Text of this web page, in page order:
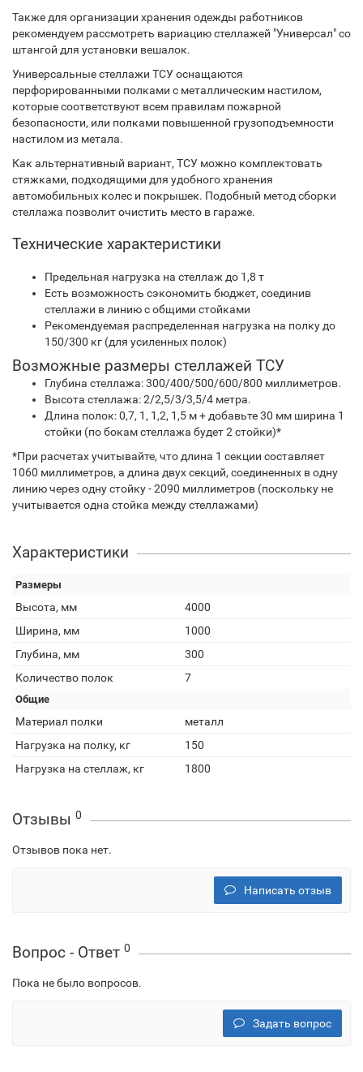
Также для организации хранения одежды работников
рекомендуем рассмотреть вариацию стеллажей "Универсал" со
штангой для установки вешалок.
Универсальные стеллажи ТСУ оснащаются
перфорированными полками с металлическим настилом,
которые соответствуют всем правилам пожарной
безопасности, или полками повышенной грузоподъемности
настилом из метала.
Как альтернативный вариант, ТСУ можно комплектовать
стяжками, подходящими для удобного хранения
автомобильных колес и покрышек. Подобный метод сборки
стеллажа позволит очистить место в гараже.
Технические характеристики
Предельная нагрузка на стеллаж до 1,8 т
Есть возможность сэкономить бюджет, соединив
стеллажи в линию с общими стойками
Рекомендуемая распределенная нагрузка на полку до
150/300 кг (для усиленных полок)
Возможные размеры стеллажей ТСУ
Глубина стеллажа: 300/400/500/600/800 миллиметров.
Высота стеллажа: 2/2,5/3/3,5/4 метра.
Длина полок: 0,7, 1, 1,2, 1,5 м + добавьте 30 мм ширина 1
стойки (по бокам стеллажа будет 2 стойки)*
*При расчетах учитывайте, что длина 1 секции составляет
1060 миллиметров, а длина двух секций, соединенных в одну
линию через одну стойку - 2090 миллиметров (поскольку не
учитывается одна стойка между стеллажами)
Характеристики
Размеры
Высота, мм
4000
Ширина, мм
1000
Глубина, мм
300
Количество полок
7
Общие
Материал полки
металл
Нагрузка на полку, кг
150
Нагрузка на стеллаж, кг
1800
Отзывы 0
Отзывов пока нет.
Написать отзыв
Вопрос - Ответ 0
Пока не было вопросов.
Задать вопрос